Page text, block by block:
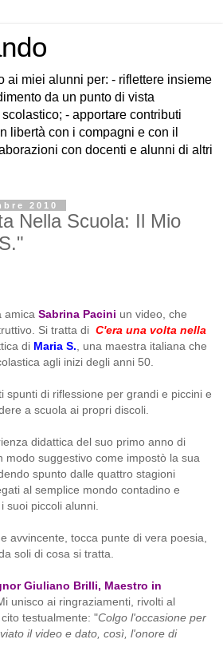
ai miei alunni per: - riflettere insieme
da un punto di vista
- apportare contributi
libertà con i compagni e con il
con docenti e alunni di altri
2010
Nella Scuola: Il Mio
amica Sabrina Pacini un video, che
Si tratta di C'era una volta nella
di Maria S. , una maestra italiana che
agli inizi degli anni 50.
spunti di riflessione per grandi e piccini e
a scuola ai propri discoli.
didattica del suo primo anno di
modo suggestivo come impostò la sua
spunto dalle quattro stagioni
al semplice mondo contadino e
suoi piccoli alunni.
avvincente, tocca punte di vera poesia,
soli di cosa si tratta.
Giuliano Brilli, Maestro in
unisco ai ringraziamenti, rivolti al
testualmente: "Colgo l'occasione per
il video e dato, così, l'onore di